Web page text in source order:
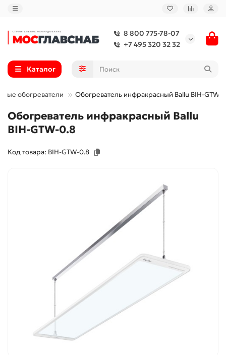
8 800 775-78-07
+7 495 320 32 32
Каталог
обогреватели Обогреватель инфракрасный Ballu BIH-GTW-
Обогреватель инфракрасный Ballu
BIH-GTW-0.8
Код товара: BIH-GTW-0.8